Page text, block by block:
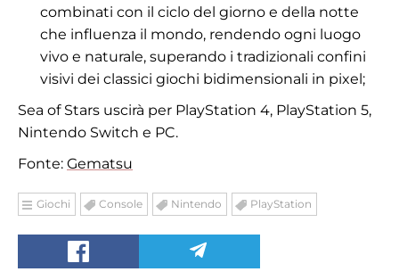
combinati con il ciclo del giorno e della notte
che influenza il mondo, rendendo ogni luogo
vivo e naturale, superando i tradizionali confini
visivi dei classici giochi bidimensionali in pixel;
Sea of Stars uscirà per PlayStation 4, PlayStation 5,
Nintendo Switch e PC.
Fonte: Gematsu
Giochi Console Nintendo PlayStation